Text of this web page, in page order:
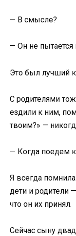
— В смысле?
— Он не пытается
Это был лучший
С родителями
ездили к ним,
твоим?» —
— Когда поедем
Я всегда
дети и родители
что он их принял.
Сейчас сыну